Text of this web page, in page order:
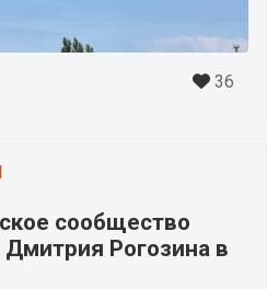
36
сообщество
Рогозина в